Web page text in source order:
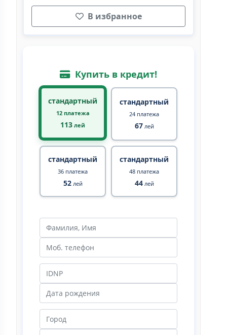
В избранное
Купить в кредит!
стандартный
12 платежа
113 лей
стандартный
24 платежа
67лей
стандартный
36 платежа
52лей
стандартный
48 платежа
44лей